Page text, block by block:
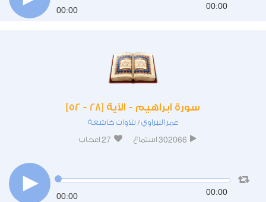
00:00 00:00
سورة ابراهيم - الآية [28 - 52]
عمر النبراوي/ تلاوات خاشعة
302066 استماع 27 اعجاب
00:00 00:00